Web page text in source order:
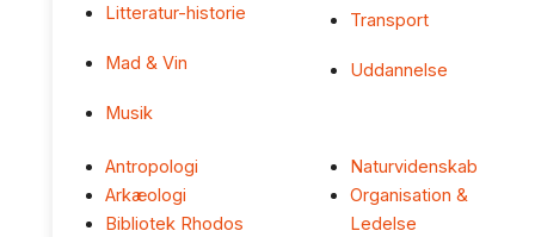
Litteratur-historie
Mad & Vin
Musik
Transport
Uddannelse
Antropologi
Arkæologi
Bibliotek Rhodos
Naturvidenskab
Organisation &
Ledelse